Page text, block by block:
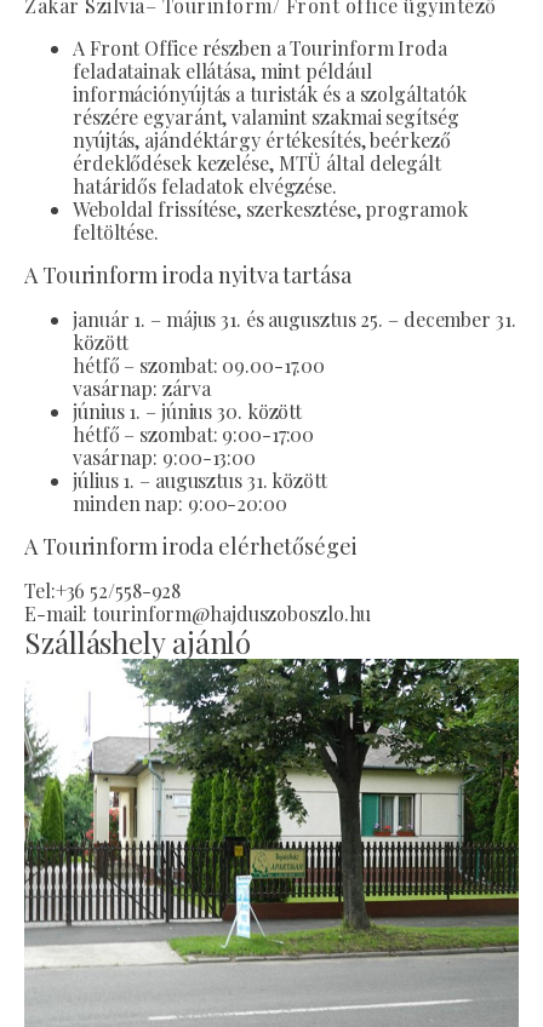
Zakar Szilvia– Tourinform/ Front office ügyintéző
A Front Office részben a Tourinform Iroda
feladatainak ellátása, mint például
információnyújtás a turisták és a szolgáltatók
részére egyaránt, valamint szakmai segítség
nyújtás, ajándéktárgy értékesítés, beérkező
érdeklődések kezelése, MTÜ által delegált
határidős feladatok elvégzése.
Weboldal frissítése, szerkesztése, programok
feltöltése.
A Tourinform iroda nyitva tartása
január 1. – május 31. és augusztus 25. – december 31.
között
hétfő – szombat: 09.00-17.00
vasárnap: zárva
június 1. – június 30. között
hétfő – szombat: 9:00-17:00
vasárnap: 9:00-13:00
július 1. – augusztus 31. között
minden nap: 9:00-20:00
A Tourinform iroda elérhetőségei
Tel:+36 52/558-928
E-mail: tourinform@hajduszoboszlo.hu
Szálláshely ajánló